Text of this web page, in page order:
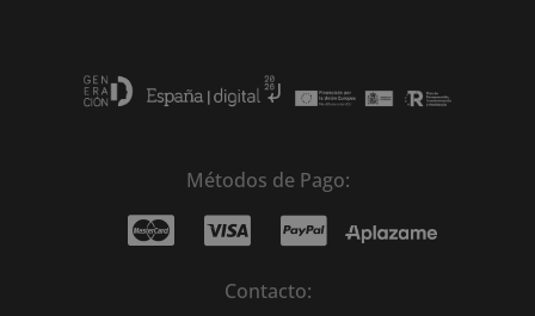
Métodos de Pago:
Contacto: